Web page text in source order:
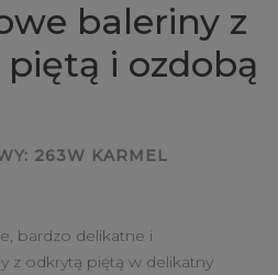
baleriny z
i ozdobą
263W KARMEL
bardzo delikatne i
z odkrytą piętą w delikatny